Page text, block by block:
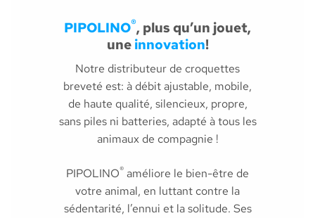
PIPOLINO®, plus qu’un jouet,
uneinnovation!
Notre distributeur de croquettes
breveté est: à débit ajustable, mobile,
de haute qualité, silencieux, propre,
sans piles ni batteries, adapté à tous les
animaux de compagnie !
PIPOLINO® améliore le bien-être de
votre animal, en luttant contre la
sédentarité, l’ennui et la solitude. Ses